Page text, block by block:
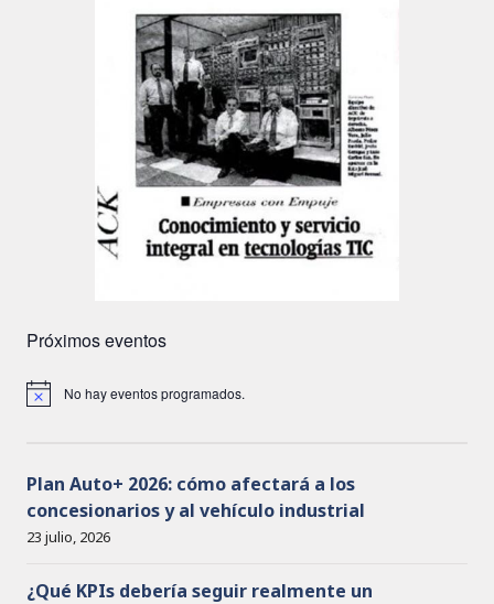
Próximos eventos
No hay eventos programados.
Plan Auto+ 2026: cómo afectará a los
concesionarios y al vehículo industrial
23 julio, 2026
¿Qué KPIs debería seguir realmente un